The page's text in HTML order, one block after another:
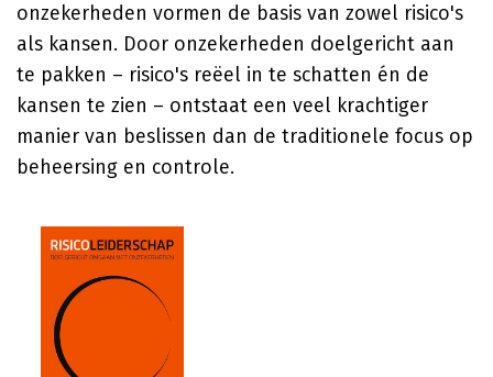
onzekerheden vormen de basis van zowel risico's
als kansen. Door onzekerheden doelgericht aan
te pakken – risico's reëel in te schatten én de
kansen te zien – ontstaat een veel krachtiger
manier van beslissen dan de traditionele focus op
beheersing en controle.